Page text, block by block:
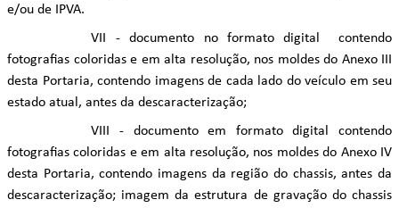
e/ou de IPVA.
VII - documento no formato digital contendo
fotografias coloridas e em alta resolução, nos moldes do Anexo III
desta Portaria, contendo imagens de cada lado do veículo em seu
estado atual, antes da descaracterização;
VIII - documento em formato digital contendo
fotografias coloridas e em alta resolução, nos moldes do Anexo IV
desta Portaria, contendo imagens da região do chassis, antes da
descaracterização; imagem da estrutura de gravação do chassis